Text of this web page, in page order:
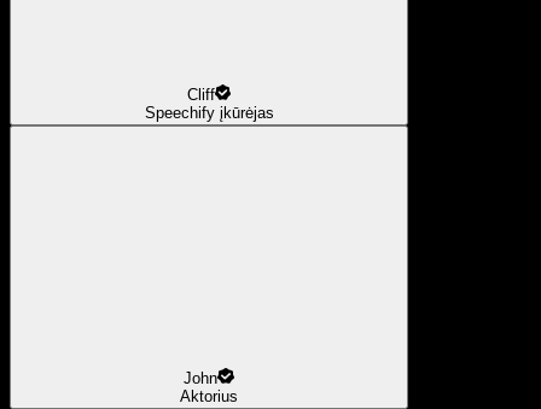
Cliff
Speechify įkūrėjas
John
Aktorius